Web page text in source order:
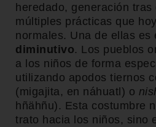
heredado, generación tras
múltiples prácticas que
normales. Una de ellas es
diminutivo. Los pueblos
a los niños de forma
utilizando apodos tiernos
(migajita, en náhuatl) o
hñähñu). Esta costumbre
trato hacia los niños, sino